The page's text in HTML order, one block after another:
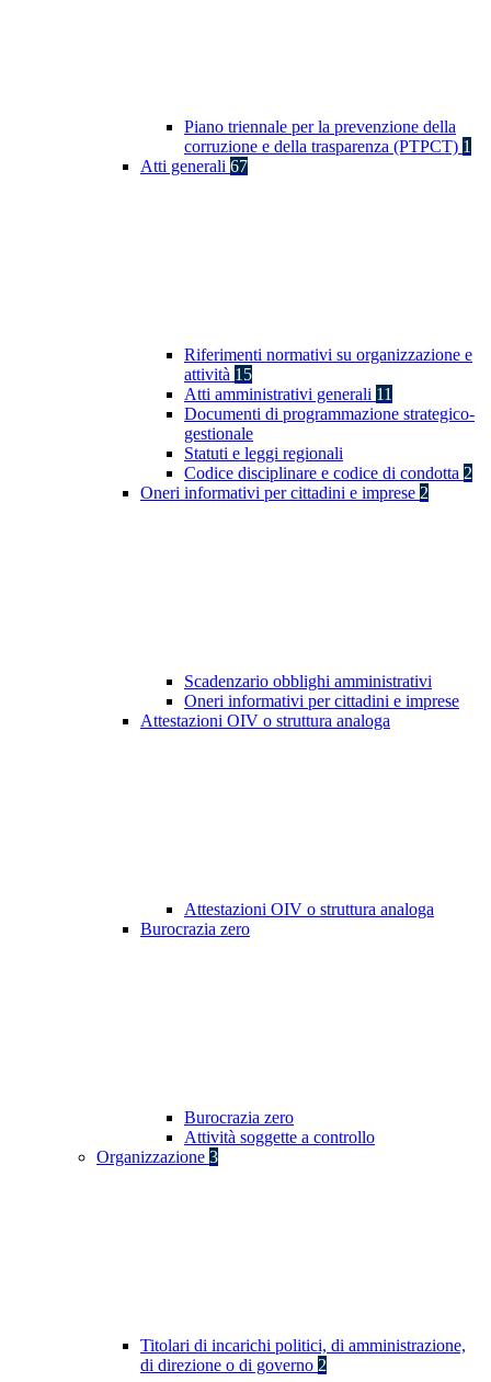
Piano triennale per la prevenzione della
corruzione e della trasparenza (PTPCT) 1
Atti generali 67
Riferimenti normativi su organizzazione e
attività 15
Atti amministrativi generali 11
Documenti di programmazione strategico-
gestionale
Statuti e leggi regionali
Codice disciplinare e codice di condotta 2
Oneri informativi per cittadini e imprese 2
Scadenzario obblighi amministrativi
Oneri informativi per cittadini e imprese
Attestazioni OIV o struttura analoga
Attestazioni OIV o struttura analoga
Burocrazia zero
Burocrazia zero
Attività soggette a controllo
Organizzazione 3
Titolari di incarichi politici, di amministrazione,
di direzione o di governo 2